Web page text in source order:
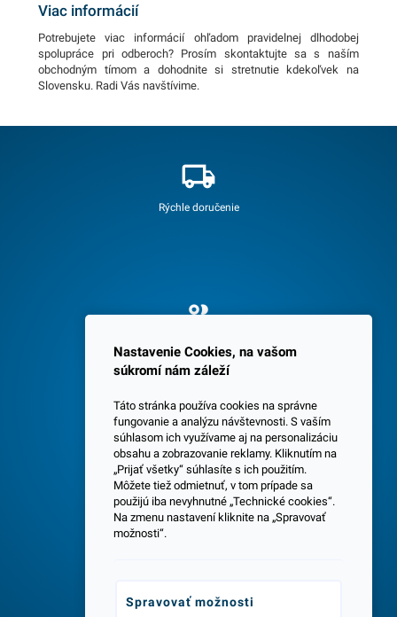
Viac informácií
Potrebujete viac informácií ohľadom pravidelnej dlhodobej
spolupráce pri odberoch? Prosím skontaktujte sa s naším
obchodným tímom a dohodnite si stretnutie kdekoľvek na
Slovensku. Radi Vás navštívime.
Rýchle doručenie
Spokojných 3600 zákazníkov
Centrála a predajňa v Senci
Nastavenie Cookies, na vašom
súkromí nám záleží
Táto stránka používa cookies na správne
fungovanie a analýzu návštevnosti. S vaším
súhlasom ich využívame aj na personalizáciu
obsahu a zobrazovanie reklamy. Kliknutím na
„Prijať všetky“ súhlasíte s ich použitím.
Môžete tiež odmietnuť, v tom prípade sa
použijú iba nevyhnutné „Technické cookies“.
Na zmenu nastavení kliknite na „Spravovať
možnosti“.
Spravovať možnosti